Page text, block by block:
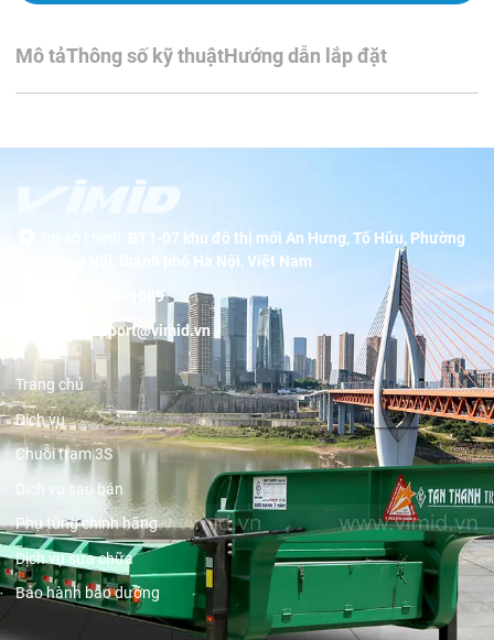
Mô tảThông số kỹ thuậtHướng dẫn lắp đặt
BT1-07 khu đô thị mới An Hưng, Tố Hữu, Phường
Dương Nội, thành phố Hà Nội, Việt Nam
19001089
support@vimid.vn
Trang chủ
Dịch vụ
Chuỗi trạm 3S
Dịch vụ sau bán
Phụ tùng chính hãng
Dịch vụ sửa chữa
Bảo hành bảo dưỡng